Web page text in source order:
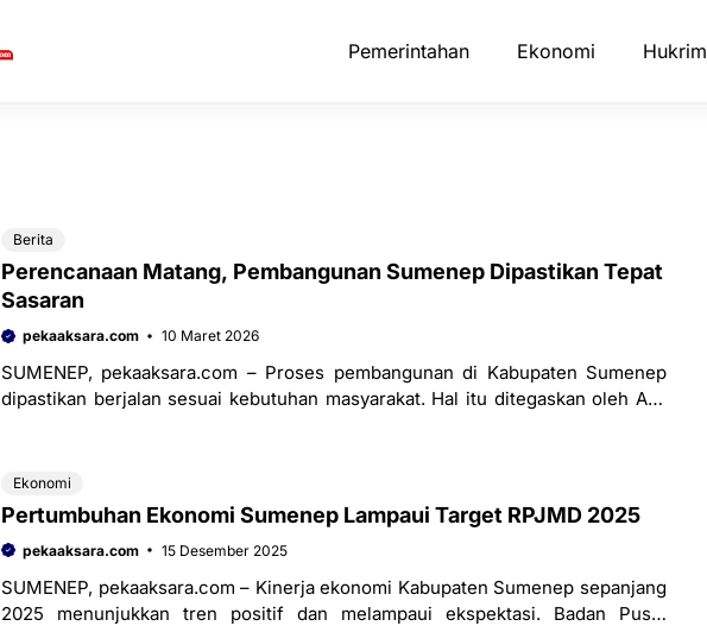
Pemerintahan Ekonomi Hukrim
Berita
Perencanaan Matang, Pembangunan Sumenep Dipastikan Tepat
Sasaran
pekaaksara.com 10 Maret 2026
SUMENEP, pekaaksara.com – Proses pembangunan di Kabupaten Sumenep
dipastikan berjalan sesuai kebutuhan masyarakat. Hal itu ditegaskan oleh Arif
Ekonomi
Pertumbuhan Ekonomi Sumenep Lampaui Target RPJMD 2025
pekaaksara.com 15 Desember 2025
SUMENEP, pekaaksara.com – Kinerja ekonomi Kabupaten Sumenep sepanjang
2025 menunjukkan tren positif dan melampaui ekspektasi. Badan Pusat